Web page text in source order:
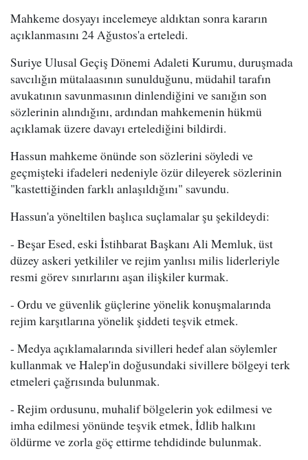
Mahkeme dosyayı incelemeye aldıktan sonra kararın
açıklanmasını 24 Ağustos'a erteledi.
Suriye Ulusal Geçiş Dönemi Adaleti Kurumu, duruşmada
savcılığın mütalaasının sunulduğunu, müdahil tarafın
avukatının savunmasının dinlendiğini ve sanığın son
sözlerinin alındığını, ardından mahkemenin hükmü
açıklamak üzere davayı ertelediğini bildirdi.
Hassun mahkeme önünde son sözlerini söyledi ve
geçmişteki ifadeleri nedeniyle özür dileyerek sözlerinin
"kastettiğinden farklı anlaşıldığını" savundu.
Hassun'a yöneltilen başlıca suçlamalar şu şekildeydi:
- Beşar Esed, eski İstihbarat Başkanı Ali Memluk, üst
düzey askeri yetkililer ve rejim yanlısı milis liderleriyle
resmi görev sınırlarını aşan ilişkiler kurmak.
- Ordu ve güvenlik güçlerine yönelik konuşmalarında
rejim karşıtlarına yönelik şiddeti teşvik etmek.
- Medya açıklamalarında sivilleri hedef alan söylemler
kullanmak ve Halep'in doğusundaki sivillere bölgeyi terk
etmeleri çağrısında bulunmak.
- Rejim ordusunu, muhalif bölgelerin yok edilmesi ve
imha edilmesi yönünde teşvik etmek, İdlib halkını
öldürme ve zorla göç ettirme tehdidinde bulunmak.